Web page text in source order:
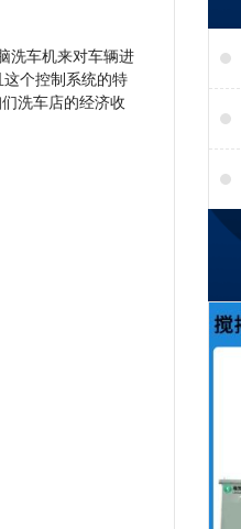
洗车机来对车辆进
个控制系统的特
洗车店的经济收